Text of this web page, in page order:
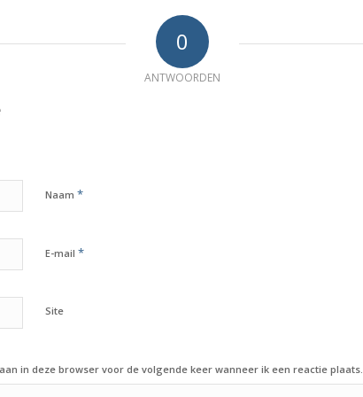
0
ANTWOORDEN
Naam *
E-mail *
Site
in deze browser voor de volgende keer wanneer ik een reactie plaats.